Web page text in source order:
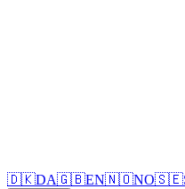
🇩🇰DA🇬🇧EN🇳🇴NO🇸🇪